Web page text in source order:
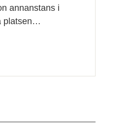
annanstans i
platsen…